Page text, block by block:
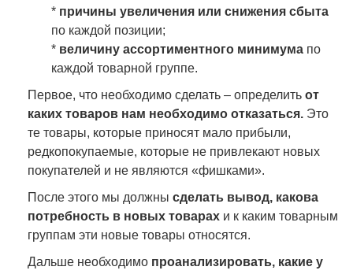
* причины увеличения или снижения сбыта
по каждой позиции;
* величину ассортиментного минимума по
каждой товарной группе.
Первое, что необходимо сделать – определить от
каких товаров нам необходимо отказаться. Это
те товары, которые приносят мало прибыли,
редкопокупаемые, которые не привлекают новых
покупателей и не являются «фишками».
После этого мы должны сделать вывод, какова
потребность в новых товарах и к каким товарным
группам эти новые товары относятся.
Дальше необходимо проанализировать, какие у